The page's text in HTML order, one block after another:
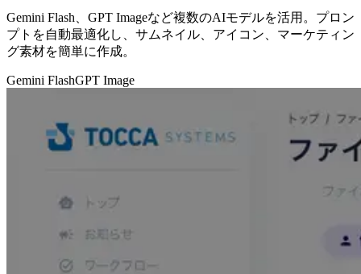
Gemini Flash、GPT Imageなど複数のAIモデルを活用。プロン
プトを自動最適化し、サムネイル、アイコン、マーケティン
グ素材を簡単に作成。
Gemini FlashGPT Image